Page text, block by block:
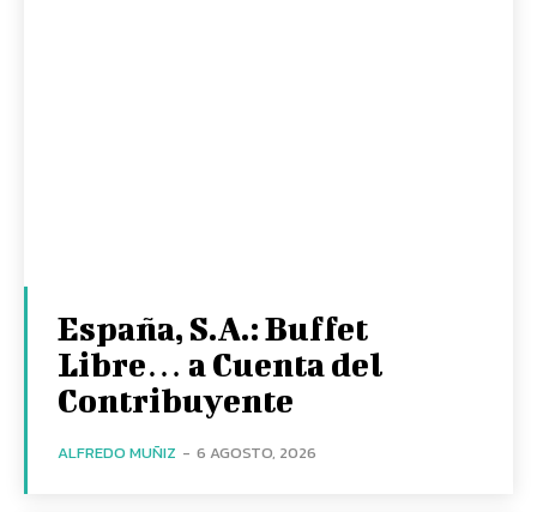
España, S.A.: Buffet
Libre… a Cuenta del
Contribuyente
ALFREDO MUÑIZ - 6 AGOSTO, 2026